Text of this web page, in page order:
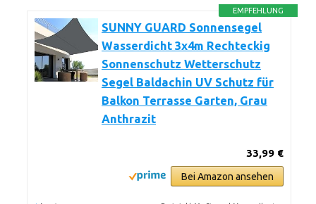
EMPFEHLUNG
SUNNY GUARD Sonnensegel
Wasserdicht 3x4m Rechteckig
Sonnenschutz Wetterschutz
Segel Baldachin UV Schutz für
Balkon Terrasse Garten, Grau
Anthrazit
33,99 €
Bei Amazon ansehen